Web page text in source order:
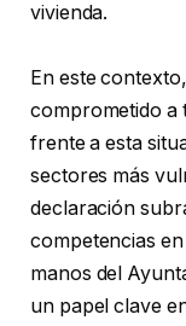
vivienda.
En este
comprometido a
frente a esta
sectores más
declaración
competencias
manos del
un papel clave